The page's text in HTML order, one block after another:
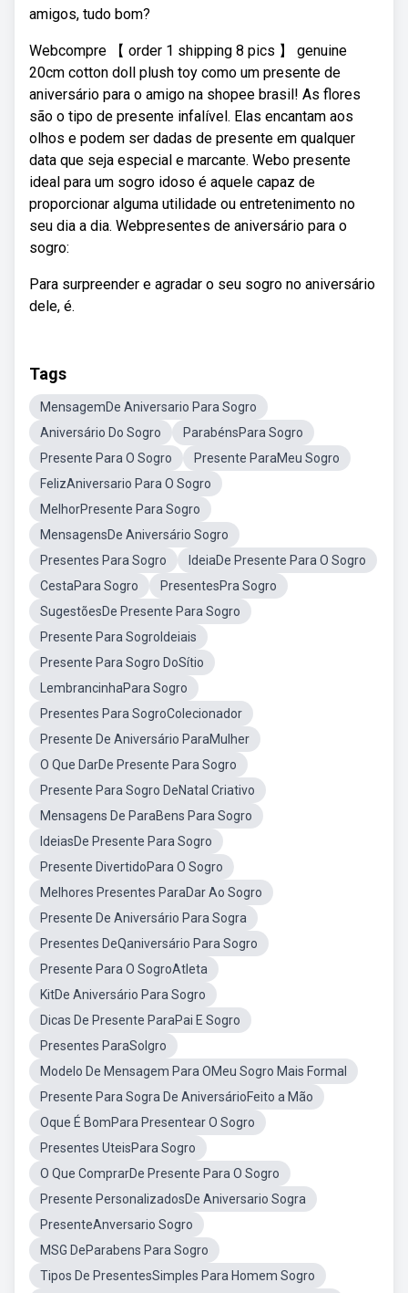
amigos, tudo bom?
Webcompre 【 order 1 shipping 8 pics 】 genuine
20cm cotton doll plush toy como um presente de
aniversário para o amigo na shopee brasil! As flores
são o tipo de presente infalível. Elas encantam aos
olhos e podem ser dadas de presente em qualquer
data que seja especial e marcante. Webo presente
ideal para um sogro idoso é aquele capaz de
proporcionar alguma utilidade ou entretenimento no
seu dia a dia. Webpresentes de aniversário para o
sogro:
Para surpreender e agradar o seu sogro no aniversário
dele, é.
Tags
MensagemDe Aniversario Para Sogro
Aniversário Do Sogro
ParabénsPara Sogro
Presente Para O Sogro
Presente ParaMeu Sogro
FelizAniversario Para O Sogro
MelhorPresente Para Sogro
MensagensDe Aniversário Sogro
Presentes Para Sogro
IdeiaDe Presente Para O Sogro
CestaPara Sogro
PresentesPra Sogro
SugestõesDe Presente Para Sogro
Presente Para SogroIdeiais
Presente Para Sogro DoSítio
LembrancinhaPara Sogro
Presentes Para SogroColecionador
Presente De Aniversário ParaMulher
O Que DarDe Presente Para Sogro
Presente Para Sogro DeNatal Criativo
Mensagens De ParaBens Para Sogro
IdeiasDe Presente Para Sogro
Presente DivertidoPara O Sogro
Melhores Presentes ParaDar Ao Sogro
Presente De Aniversário Para Sogra
Presentes DeQaniversário Para Sogro
Presente Para O SogroAtleta
KitDe Aniversário Para Sogro
Dicas De Presente ParaPai E Sogro
Presentes ParaSolgro
Modelo De Mensagem Para OMeu Sogro Mais Formal
Presente Para Sogra De AniversárioFeito a Mão
Oque É BomPara Presentear O Sogro
Presentes UteisPara Sogro
O Que ComprarDe Presente Para O Sogro
Presente PersonalizadosDe Aniversario Sogra
PresenteAnversario Sogro
MSG DeParabens Para Sogro
Tipos De PresentesSimples Para Homem Sogro